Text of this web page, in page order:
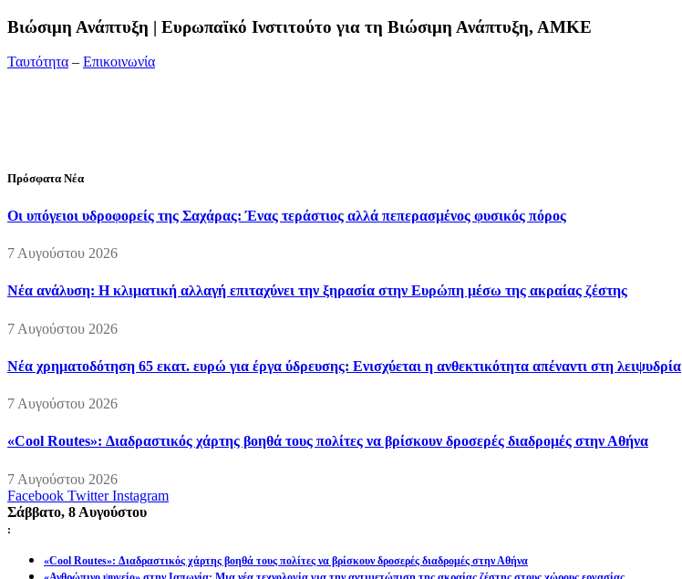
Bιώσιμη Ανάπτυξη | Ευρωπαϊκό Ινστιτούτο για τη Βιώσιμη Ανάπτυξη, ΑΜΚΕ
Ταυτότητα – Επικοινωνία
Πρόσφατα Νέα
Οι υπόγειοι υδροφορείς της Σαχάρας: Ένας τεράστιος αλλά πεπερασμένος φυσικός πόρος
7 Αυγούστου 2026
Νέα ανάλυση: Η κλιματική αλλαγή επιταχύνει την ξηρασία στην Ευρώπη μέσω της ακραίας ζέστης
7 Αυγούστου 2026
Νέα χρηματοδότηση 65 εκατ. ευρώ για έργα ύδρευσης: Ενισχύεται η ανθεκτικότητα απέναντι στη λειψυδρία
7 Αυγούστου 2026
«Cool Routes»: Διαδραστικός χάρτης βοηθά τους πολίτες να βρίσκουν δροσερές διαδρομές στην Αθήνα
7 Αυγούστου 2026
Facebook Twitter Instagram
Σάββατο, 8 Αυγούστου
:
«Cool Routes»: Διαδραστικός χάρτης βοηθά τους πολίτες να βρίσκουν δροσερές διαδρομές στην Αθήνα